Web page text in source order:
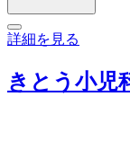
詳細を見る
きとう小児